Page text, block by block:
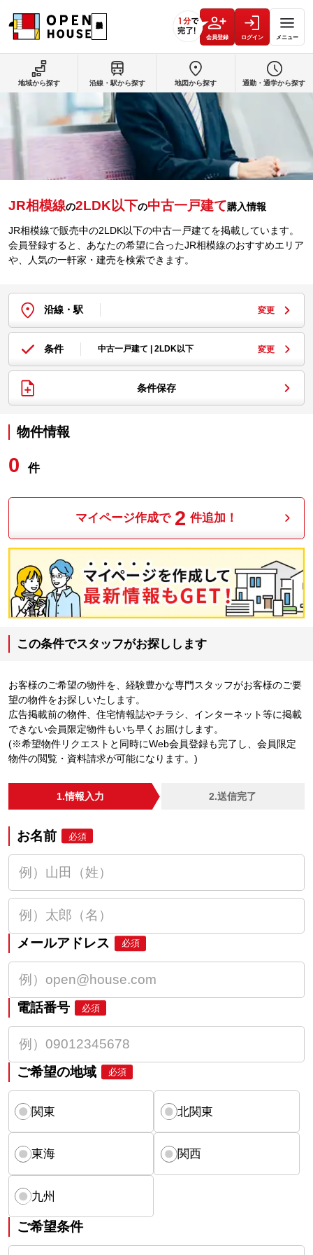
会員登録 ログイン メニュー
JR相模線の2LDK以下の中古一戸建て購入情報
JR相模線で販売中の2LDK以下の中古一戸建てを掲載しています。
会員登録すると、あなたの希望に合ったJR相模線のおすすめエリア
や、人気の一軒家・建売を検索できます。
沿線・駅 変更
条件 中古一戸建て | 2LDK以下 変更
条件保存
物件情報
0 件
マイページ作成で 2 件追加！
この条件でスタッフがお探しします
お客様のご希望の物件を、経験豊かな専門スタッフがお客様のご要
望の物件をお探しいたします。
広告掲載前の物件、住宅情報誌やチラシ、インターネット等に掲載
できない会員限定物件もいち早くお届けします。
(※希望物件リクエストと同時にWeb会員登録も完了し、会員限定
物件の閲覧・資料請求が可能になります。)
1.情報入力 2.送信完了
お名前 必須
メールアドレス 必須
電話番号 必須
ご希望の地域 必須
関東 北関東
東海 関西
九州
ご希望条件
地域から探す 沿線・駅から探す 地図から探す 通勤・通学から探す